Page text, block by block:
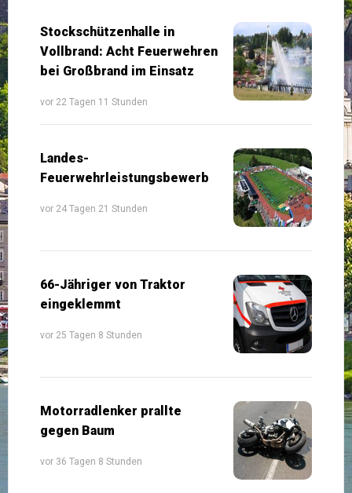
Stockschützenhalle in
Vollbrand: Acht Feuerwehren
bei Großbrand im Einsatz
vor 22 Tagen 11 Stunden
Landes-
Feuerwehrleistungsbewerb
vor 24 Tagen 21 Stunden
66-Jähriger von Traktor
eingeklemmt
vor 25 Tagen 8 Stunden
Motorradlenker prallte
gegen Baum
vor 36 Tagen 8 Stunden